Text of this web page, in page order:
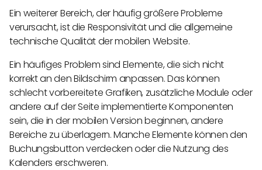
Ein weiterer Bereich, der häufig größere Probleme
verursacht, ist die Responsivität und die allgemeine
technische Qualität der mobilen Website.
Ein häufiges Problem sind Elemente, die sich nicht
korrekt an den Bildschirm anpassen. Das können
schlecht vorbereitete Grafiken, zusätzliche Module oder
andere auf der Seite implementierte Komponenten
sein, die in der mobilen Version beginnen, andere
Bereiche zu überlagern. Manche Elemente können den
Buchungsbutton verdecken oder die Nutzung des
Kalenders erschweren.